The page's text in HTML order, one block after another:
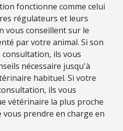
fonctionne comme celui
régulateurs et leurs
vous conseillent sur le
par votre animal. Si son
consultation, ils vous
nécessaire jusqu'à
habituel. Si votre
ils vous
vétérinaire la plus proche
vous prendre en charge en